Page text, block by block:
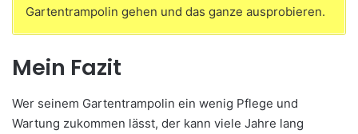
Gartentrampolin gehen und das ganze ausprobieren.
Mein Fazit
Wer seinem Gartentrampolin ein wenig Pflege und
Wartung zukommen lässt, der kann viele Jahre lang